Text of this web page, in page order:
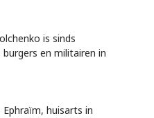
is sinds
en militairen in
huisarts in